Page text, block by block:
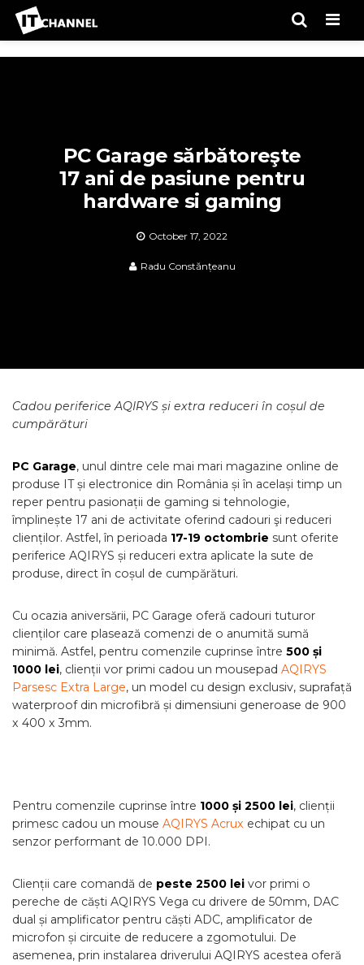
PC Garage sărbătoreşte
17 ani de pasiune pentru
hardware si gaming
October 17, 2022
Radu Constănțeanu
Cadou periferice AQIRYS și extra reduceri în coșul de
cumpărături
PC Garage, unul dintre cele mai mari magazine online de
produse IT și electronice din România și în același timp un
reper pentru pasionații de gaming si tehnologie,
împlinește 17 ani de activitate oferind cadouri şi reduceri
clienților. Astfel, în perioada 17-19 octombrie sunt oferite
periferice AQIRYS și reduceri extra aplicate la sute de
produse, direct în coșul de cumpărături.
Cu ocazia aniversării, PC Garage oferă cadouri tuturor
clienților care plasează comenzi de o anumită sumă
minimă. Astfel, pentru comenzile cuprinse între 500 și
1000 lei, clienții vor primi cadou un mousepad AQIRYS
Parsesc Extra Large, un model cu design exclusiv, suprafață
waterproof din microfibră și dimensiuni generoase de 900
x 400 x 3mm.
Pentru comenzile cuprinse între 1000 și 2500 lei, clienții
primesc cadou un mouse AQIRYS Acrux echipat cu un
senzor performant de 10.000 DPI.
Clienții care comandă de peste 2500 lei vor primi o
pereche de căști AQIRYS Vega cu drivere de 50mm, DAC
dual și amplificator pentru căști ADC, amplificator de
microfon și circuite de reducere a zgomotului. De
asemenea, prin instalarea driverului AQIRYS acestea oferă